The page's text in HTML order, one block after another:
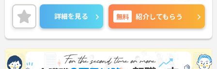
詳細を見る 無料 紹介してもらう